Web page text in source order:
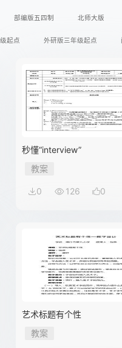
部编版五四制 北师大版
起点 外研版三年级起点
秒懂“interview”
教案
0 126 0
艺术标题有个性
教案